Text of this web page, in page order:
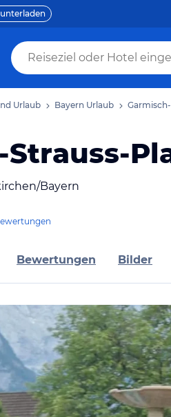
Urlaub Bayern Urlaub
Strauss-
Bayern
Bewertungen Bilder